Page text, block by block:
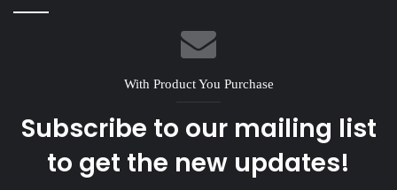
With Product You Purchase
Subscribe to our mailing list
to get the new updates!